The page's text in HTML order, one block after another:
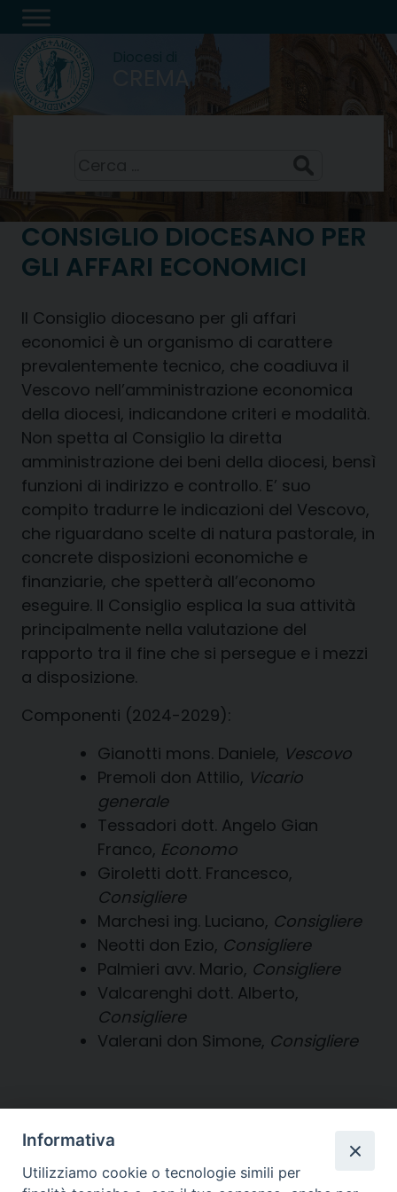
Skip
to
content
CREMA
CONSIGLIO DIOCESANO PER
GLI AFFARI ECONOMICI
Il Consiglio diocesano per gli affari
economici è un organismo di carattere
prevalentemente tecnico, che coadiuva il
Vescovo nell’amministrazione economica
della diocesi, indicandone criteri e modalità.
Non spetta al Consiglio la diretta
amministrazione dei beni della diocesi, bensì
funzioni di indirizzo e controllo. E’ suo
compito tradurre le indicazioni del Vescovo,
che riguardano scelte di natura pastorale, in
concrete disposizioni economiche e
finanziarie, che spetterà all’economo
eseguire. Il Consiglio esplica la sua attività
principalmente nella valutazione del
rapporto tra il fine che si persegue e i mezzi
a disposizione.
Componenti (2024-2029):
Gianotti mons. Daniele, Vescovo
Premoli don Attilio, Vicario
generale
Tessadori dott. Angelo Gian
Franco, Economo
Giroletti dott. Francesco,
Consigliere
Marchesi ing. Luciano, Consigliere
Neotti don Ezio, Consigliere
Palmieri avv. Mario, Consigliere
Valcarenghi dott. Alberto,
Consigliere
Valerani don Simone, Consigliere
CREMA
Informativa
Utilizziamo cookie o tecnologie simili per